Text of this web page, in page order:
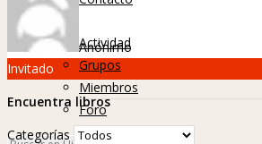
Hislibreños
Actividad
Grupos
Miembros
Foro
Anónimo
Invitado
Encuentra libros
Categorías